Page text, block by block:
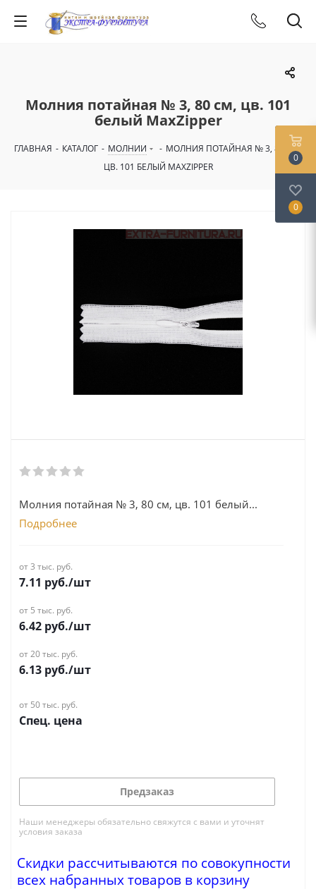
Молния потайная № 3, 80 см, цв. 101
белый MaxZipper
ГЛАВНАЯ - КАТАЛОГ - МОЛНИИ - МОЛНИЯ ПОТАЙНАЯ № 3, 80 СМ,
ЦВ. 101 БЕЛЫЙ MAXZIPPER
Молния потайная № 3, 80 см, цв. 101 белый...
Подробнее
от 3 тыс. руб.
7.11 руб./шт
от 5 тыс. руб.
6.42 руб./шт
от 20 тыс. руб.
6.13 руб./шт
от 50 тыс. руб.
Спец. цена
Предзаказ
Наши менеджеры обязательно свяжутся с вами и уточнят
условия заказа
Скидки рассчитываются по совокупности
всех набранных товаров в корзину
0
0